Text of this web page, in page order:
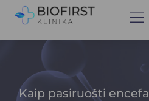
Kaip pasiruošti